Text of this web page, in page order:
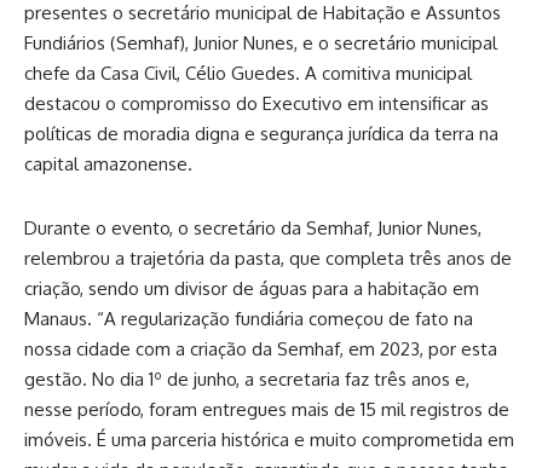
presentes o secretário municipal de Habitação e Assuntos
Fundiários (Semhaf), Junior Nunes, e o secretário municipal
chefe da Casa Civil, Célio Guedes. A comitiva municipal
destacou o compromisso do Executivo em intensificar as
políticas de moradia digna e segurança jurídica da terra na
capital amazonense.
Durante o evento, o secretário da Semhaf, Junior Nunes,
relembrou a trajetória da pasta, que completa três anos de
criação, sendo um divisor de águas para a habitação em
Manaus. “A regularização fundiária começou de fato na
nossa cidade com a criação da Semhaf, em 2023, por esta
gestão. No dia 1º de junho, a secretaria faz três anos e,
nesse período, foram entregues mais de 15 mil registros de
imóveis. É uma parceria histórica e muito comprometida em